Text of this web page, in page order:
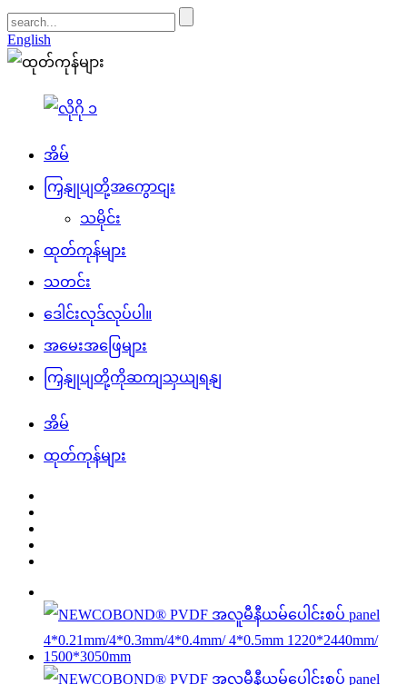
English
အိမ်
ကြှနျုပျတို့အကွောငျး
သမိုင်း
ထုတ်ကုန်များ
သတင်း
ဒေါင်းလုဒ်လုပ်ပါ။
အမေးအဖြေများ
ကြှနျုပျတို့ကိုဆကျသှယျရနျ
အိမ်
ထုတ်ကုန်များ